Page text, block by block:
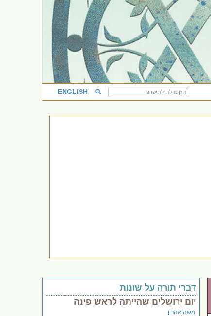
ENGLISH
דברי תורה על שונות
יום ירושלים שהייתה לראש פינה
משה אהרון